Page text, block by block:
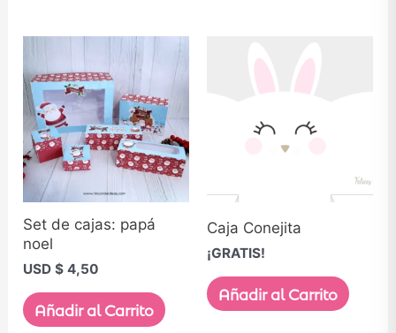
Set de cajas: papá
noel
USD $4,50
Añadir al Carrito
Caja Conejita
¡GRATIS!
Añadir al Carrito